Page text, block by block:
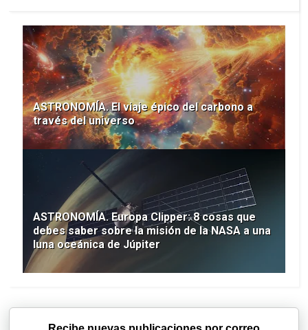
ASTRONOMÍA. El viaje épico del carbono a
través del universo
ASTRONOMÍA. Europa Clipper: 8 cosas que
debes saber sobre la misión de la NASA a una
luna oceánica de Júpiter